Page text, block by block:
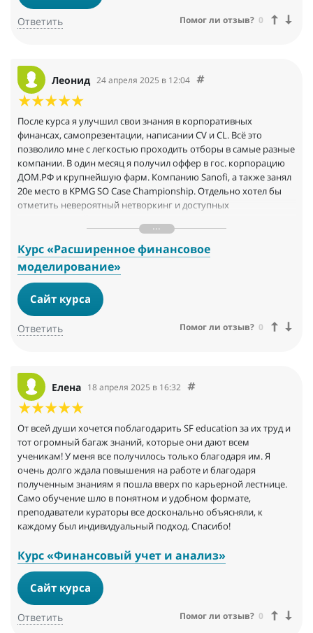
Ответить Помог ли отзыв? 0
Леонид 24 апреля 2025 в 12:04
После курса я улучшил свои знания в корпоративных
финансах, самопрезентации, написании CV и CL. Всё это
позволило мне с легкостью проходить отборы в самые разные
компании. В один месяц я получил оффер в гос. корпорацию
ДОМ.РФ и крупнейшую фарм. Компанию Sanofi, а также занял
20е место в KPMG SO Case Championship. Отдельно хотел бы
отметить невероятный нетворкинг и доступных
Курс «Расширенное финансовое
моделирование»
Сайт курса
Ответить Помог ли отзыв? 0
Елена 18 апреля 2025 в 16:32
От всей души хочется поблагодарить SF education за их труд и
тот огромный багаж знаний, которые они дают всем
ученикам! У меня все получилось только благодаря им. Я
очень долго ждала повышения на работе и благодаря
полученным знаниям я пошла вверх по карьерной лестнице.
Само обучение шло в понятном и удобном формате,
преподаватели кураторы все досконально объясняли, к
каждому был индивидуальный подход. Спасибо!
Курс «Финансовый учет и анализ»
Сайт курса
Ответить Помог ли отзыв? 0